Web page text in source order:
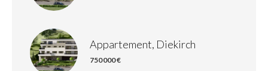
Appartement, Diekirch
750 000 €